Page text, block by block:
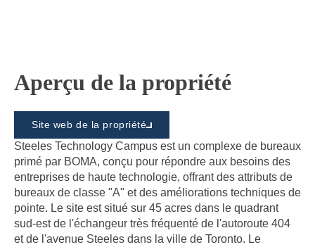
Aperçu de la propriété
Site web de la propriété
Steeles Technology Campus est un complexe de bureaux
primé par BOMA, conçu pour répondre aux besoins des
entreprises de haute technologie, offrant des attributs de
bureaux de classe "A" et des améliorations techniques de
pointe. Le site est situé sur 45 acres dans le quadrant
sud-est de l'échangeur très fréquenté de l'autoroute 404
et de l'avenue Steeles dans la ville de Toronto. Le